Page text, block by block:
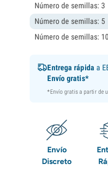
Número de semillas: 3
Número de semillas: 5
Número de semillas: 10
Entrega rápida a
Envío gratis*
*Envío gratis a partir de
Envío
Discreto